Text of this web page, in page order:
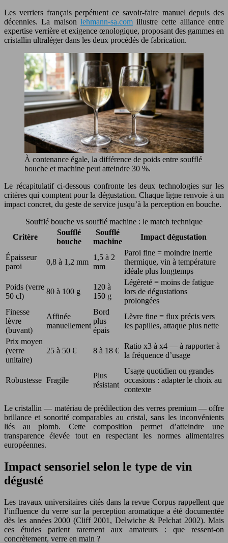
Les verriers français perpétuent ce savoir-faire manuel depuis des
décennies. La maison lehmann-sa.comillustre cette alliance entre
expertise verrière et exigence œnologique, proposant des gammes en
cristallin ultraléger dans les deux procédés de fabrication.
À contenance égale, la différence de poids entre soufflé
bouche et machine peut atteindre 30 %.
Le récapitulatif ci-dessous confronte les deux technologies sur les
critères qui comptent pour la dégustation. Chaque ligne renvoie à un
impact concret, du geste de service jusqu’à la perception en bouche.
Soufflé bouche vs soufflé machine : le match technique
Critère
Soufflé
bouche
Soufflé
machine
Impact dégustation
Épaisseur
paroi
0,8 à 1,2 mm
1,5 à 2
mm
Paroi fine = moindre inertie
thermique, vin à température
idéale plus longtemps
Poids (verre
50 cl)
80 à 100 g
120 à
150 g
Légèreté = moins de fatigue
lors de dégustations
prolongées
Finesse
lèvre
(buvant)
Affinée
manuellement
Bord
plus
épais
Lèvre fine = flux précis vers
les papilles, attaque plus nette
Prix moyen
(verre
unitaire)
25 à 50 € 8 à 18 €
Ratio x3 à x4 — à rapporter à
la fréquence d’usage
Robustesse Fragile
Plus
résistant
Usage quotidien ou grandes
occasions : adapter le choix au
contexte
Le cristallin — matériau de prédilection des verres premium — offre
brillance et sonorité comparables au cristal, sans les inconvénients
liés au plomb. Cette composition permet d’atteindre une
transparence élevée tout en respectant les normes alimentaires
européennes.
Impact sensoriel selon le type de vin
dégusté
Les travaux universitaires cités dans la revue Corpus rappellent que
l’influence du verre sur la perception aromatique a été documentée
dès les années 2000 (Cliff 2001, Delwiche & Pelchat 2002). Mais
ces études parlent rarement aux amateurs : que ressent-on
concrètement, verre en main ?